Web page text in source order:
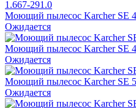
Моющий пылесос Karcher SE
Ожидается
Моющий пылесос Karcher SE
Ожидается
Моющий пылесос Karcher SE
Ожидается